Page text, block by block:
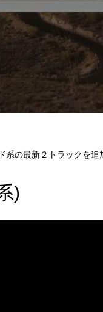
系の最新２トラックを追
)